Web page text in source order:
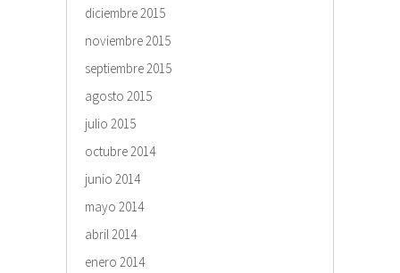
diciembre 2015
noviembre 2015
septiembre 2015
agosto 2015
julio 2015
octubre 2014
junio 2014
mayo 2014
abril 2014
enero 2014